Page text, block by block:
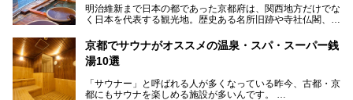
漁師町や商店街で働く人々を支えてきたこの2軒の銭湯とと
ます。
───
この記事は京都府舞鶴市のPR記事です。
明治維新まで日本の都であった京都府は、関西地方だけでな
く日本を代表する観光地。歴史ある名所旧跡や寺社仏閣、そ
今回は、そんな京都府で2025年現在おすすめのスーパー銭
湯を紹介します。
部でレジャー気分を満喫できる温泉施設まで、好みのスーパ
ー銭湯を探してみてくださいね。
京都でサウナがオススメの温泉・スパ・スーパー銭
湯10選
「サウナー」と呼ばれる人が多くなっている昨今、古都・京
都にもサウナを楽しめる施設が多いんです。